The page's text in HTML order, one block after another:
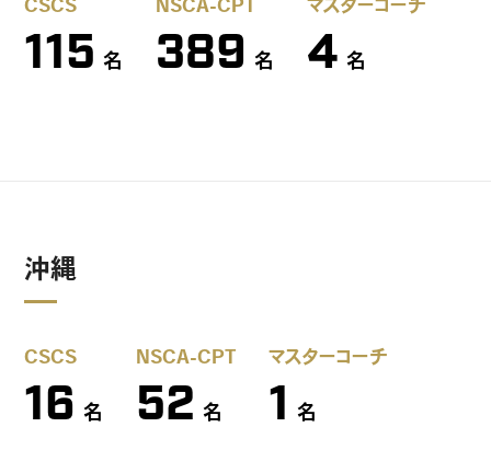
CSCS
115 名
NSCA-CPT
389 名
マスターコーチ
4 名
沖縄
CSCS
16 名
NSCA-CPT
52 名
マスターコーチ
1 名